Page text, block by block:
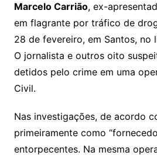
Marcelo Carrião, ex-
em flagrante por tráfico de
28 de fevereiro, em Santos, no
O jornalista e outros oito
detidos pelo crime em uma
Civil.
Nas investigações, de acordo
primeiramente como
entorpecentes. Na mesma